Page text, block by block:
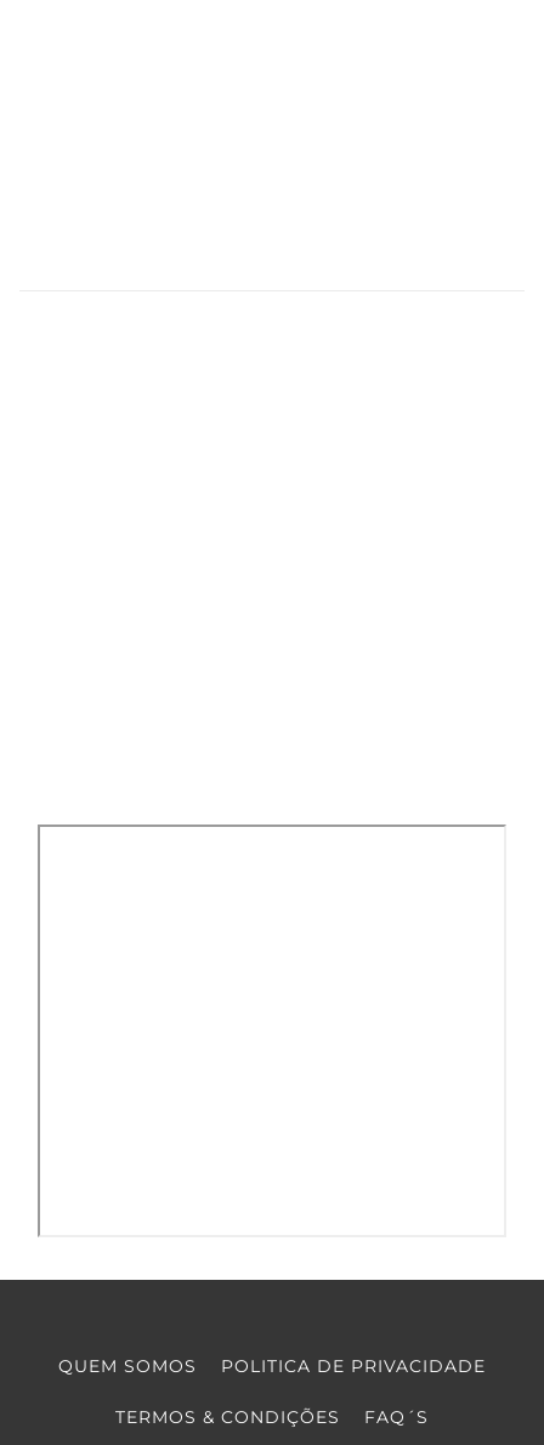
QUEM SOMOS POLITICA DE PRIVACIDADE
TERMOS & CONDIÇÕES FAQ´S